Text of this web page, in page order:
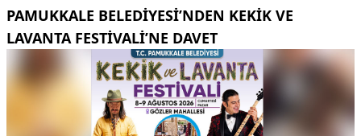
PAMUKKALE BELEDIYESI’NDEN KEKIK VE
LAVANTA FESTIVALI’NE DAVET